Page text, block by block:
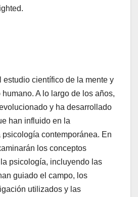
estudio científico de la mente y
A lo largo de los años,
y ha desarrollado
han influido en la
contemporánea. En
los conceptos
psicología, incluyendo las
guiado el campo, los
utilizados y las